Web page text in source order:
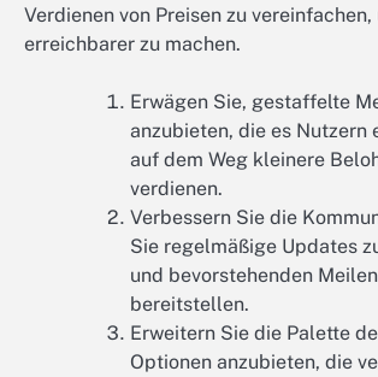
Verdienen von Preisen zu vereinfachen,
erreichbarer zu machen.
Erwägen Sie, gestaffelte
anzubieten, die es Nutzern
auf dem Weg kleinere
verdienen.
Verbessern Sie die
Sie regelmäßige Updates
und bevorstehenden
bereitstellen.
Erweitern Sie die Palette
Optionen anzubieten, die